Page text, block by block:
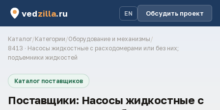
vedzilla.ru EN Обсудить проект
Каталог/Категории/Оборудование и механизмы/
8413 · Насосы жидкостные с расходомерами или без них;
подъемники жидкостей
Каталог поставщиков
Поставщики: Насосы жидкостные с